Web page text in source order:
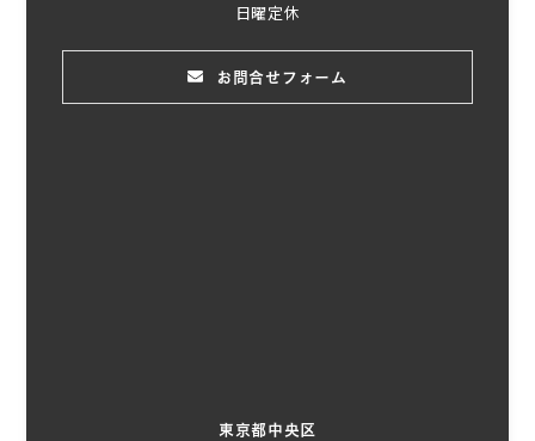
日曜定休
お問合せフォーム
東京都中央区